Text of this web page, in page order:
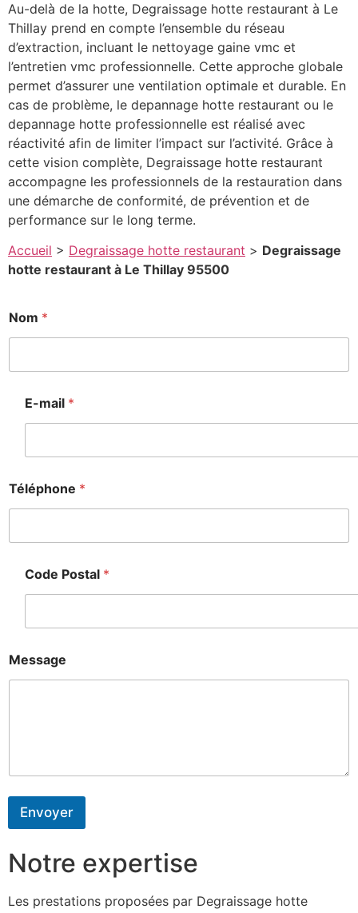
Au-delà de la hotte, Degraissage hotte restaurant à Le
Thillay prend en compte l’ensemble du réseau
d’extraction, incluant le nettoyage gaine vmc et
l’entretien vmc professionnelle. Cette approche globale
permet d’assurer une ventilation optimale et durable. En
cas de problème, le depannage hotte restaurant ou le
depannage hotte professionnelle est réalisé avec
réactivité afin de limiter l’impact sur l’activité. Grâce à
cette vision complète, Degraissage hotte restaurant
accompagne les professionnels de la restauration dans
une démarche de conformité, de prévention et de
performance sur le long terme.
Accueil > Degraissage hotte restaurant > Degraissage
hotte restaurant à Le Thillay 95500
Nom *
E-mail *
Téléphone *
Code Postal *
Message
Envoyer
Notre expertise
Les prestations proposées par Degraissage hotte